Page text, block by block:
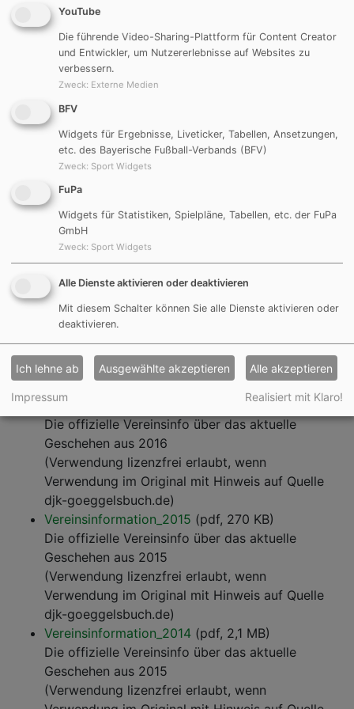
Hilfe zur Passerstellung für die Betreuer und
Trainer der DJK Göggelsbuch
Vereinsinformation 2019 Sonderausgabe(pdf
2,91 MB)
Die offizielle Vereinsinfo über das aktuelle
Geschehen aus 2019
(Verwendung lizenzfrei erlaubt, wenn
Verwendung im Original mit Hinweis auf Quelle
djk-goeggelsbuch.de)
Die offizielle Vereinsinfo über das aktuelle
Geschehen aus 2019
(Verwendung lizenzfrei erlaubt, wenn
Verwendung im Original mit Hinweis auf Quelle
Vereinsinformation_2017 (pdf 1,25 MB)
Die offizielle Vereinsinfo über das aktuelle
Geschehen aus 2017
(Verwendung lizenzfrei erlaubt, wenn
Verwendung im Original mit Hinweis auf Quelle
Vereinsinformation_2016
(pdf, 1,1 MB)
Die offizielle Vereinsinfo über das aktuelle
Geschehen aus 2016
(Verwendung lizenzfrei erlaubt, wenn
Verwendung im Original mit Hinweis auf Quelle
djk-goeggelsbuch.de)
Vereinsinformation_2015 (pdf, 270 KB)
Die offizielle Vereinsinfo über das aktuelle
Geschehen aus 2015
(Verwendung lizenzfrei erlaubt, wenn
Verwendung im Original mit Hinweis auf Quelle
djk-goeggelsbuch.de)
Vereinsinformation_2014 (pdf, 2,1 MB)
Die offizielle Vereinsinfo über das aktuelle
Geschehen aus 2015
(Verwendung lizenzfrei erlaubt, wenn
YouTube
Die führende Video-Sharing-Plattform für Content Creator
und Entwickler, um Nutzererlebnisse auf Websites zu
verbessern.
Zweck: Externe Medien
BFV
Widgets für Ergebnisse, Liveticker, Tabellen, Ansetzungen,
etc. des Bayerische Fußball-Verbands (BFV)
Zweck: Sport Widgets
FuPa
Widgets für Statistiken, Spielpläne, Tabellen, etc. der FuPa
GmbH
Zweck: Sport Widgets
Alle Dienste aktivieren oder deaktivieren
Mit diesem Schalter können Sie alle Dienste aktivieren oder
deaktivieren.
Ich lehne ab Ausgewählte akzeptieren Alle akzeptieren
Impressum Realisiert mit Klaro!